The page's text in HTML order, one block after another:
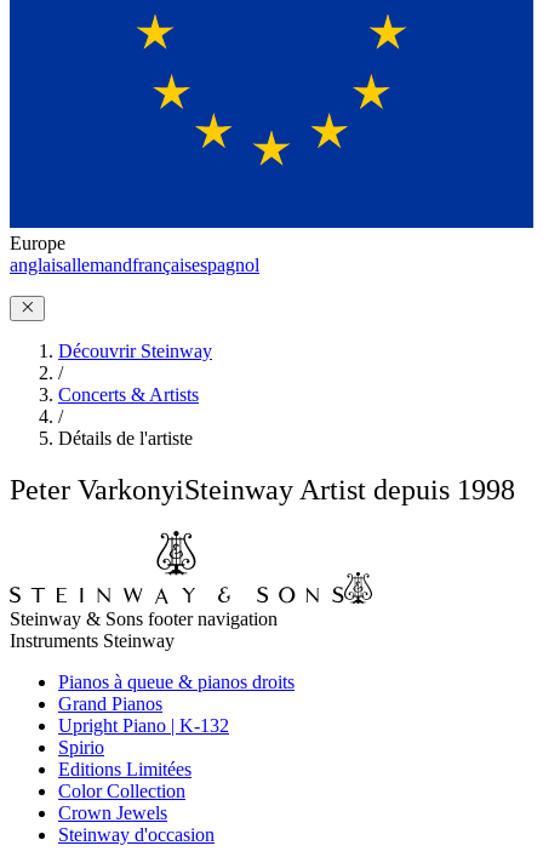
Europe
anglaisallemandfrançaisespagnol
Découvrir Steinway
/
Concerts & Artists
/
Détails de l'artiste
Peter VarkonyiSteinway Artist depuis 1998
Steinway & Sons footer navigation
Instruments Steinway
Pianos à queue & pianos droits
Grand Pianos
Upright Piano | K-132
Spirio
Editions Limitées
Color Collection
Crown Jewels
Steinway d'occasion